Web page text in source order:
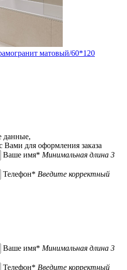
матовый/60*120
данные,
для оформления заказа
Ваше имя* Минимальная длина 3
Телефон* Введите корректный
Ваше имя* Минимальная длина 3
Телефон* Введите корректный